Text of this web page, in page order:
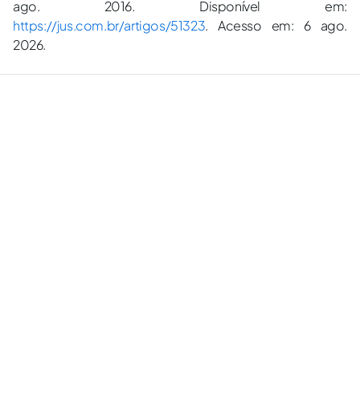
ago. 2016. Disponível em:
https://jus.com.br/artigos/51323. Acesso em: 6 ago.
2026.